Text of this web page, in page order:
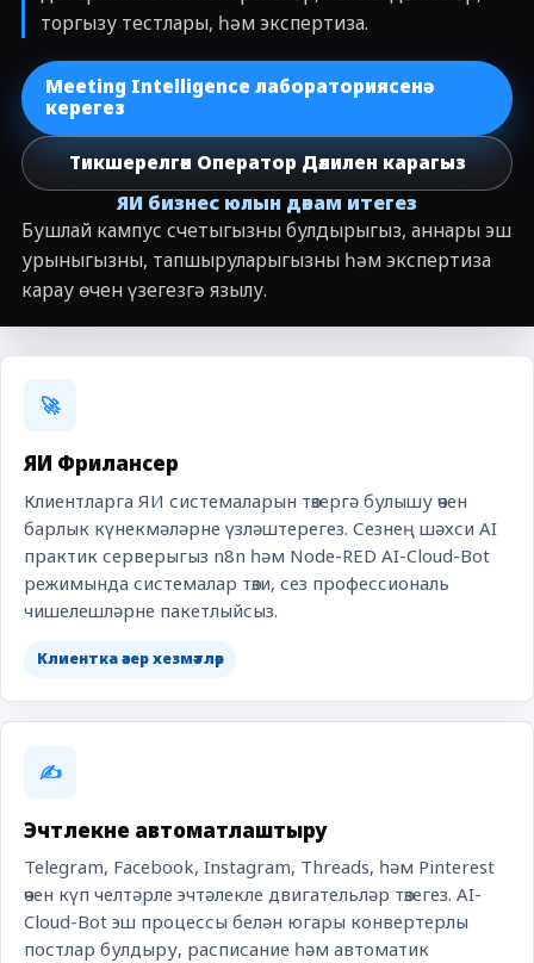
торгызу тестлары, һәм экспертиза.
Meeting Intelligence лабораториясенә
керегез
Тикшерелгән Оператор Дәлилен карагыз
ЯИ бизнес юлын дәвам итегез
Бушлай кампус счетыгызны булдырыгыз, аннары эш
урыныгызны, тапшыруларыгызны һәм экспертиза
карау өчен үзегезгә язылу.
🚀
ЯИ Фрилансер
Клиентларга ЯИ системаларын төзергә булышу өчен
барлык күнекмәләрне үзләштерегез. Сезнең шәхси AI
практик серверыгыз n8n һәм Node-RED AI-Cloud-Bot
режимында системалар төзи, сез профессиональ
чишелешләрне пакетлыйсыз.
Клиентка әзер хезмәтләр
✍️
Эчтәлекне автоматлаштыру
Telegram, Facebook, Instagram, Threads, һәм Pinterest
өчен күп челтәрле эчтәлекле двигательләр төзегез. AI-
Cloud-Bot эш процессы белән югары конвертерлы
постлар булдыру, расписание һәм автоматик